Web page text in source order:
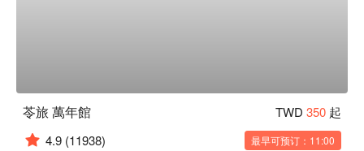
苓旅 萬年館 TWD 350 起
4.9 (11938) 最早可预订：11:00